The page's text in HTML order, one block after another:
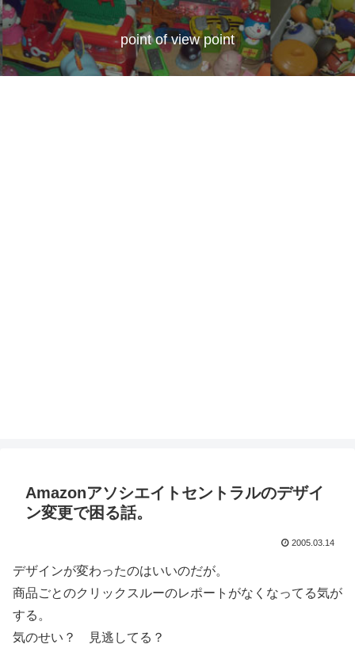
point of view point
Amazonアソシエイトセントラルのデザイ
ン変更で困る話。
2005.03.14
デザインが変わったのはいいのだが。
商品ごとのクリックスルーのレポートがなくなってる気が
する。
気のせい？ 見逃してる？